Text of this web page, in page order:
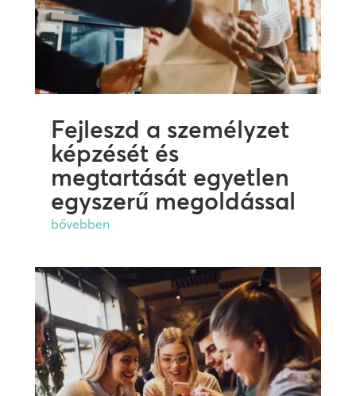
Fejleszd a személyzet
képzését és
megtartását egyetlen
egyszerű megoldással
bővebben